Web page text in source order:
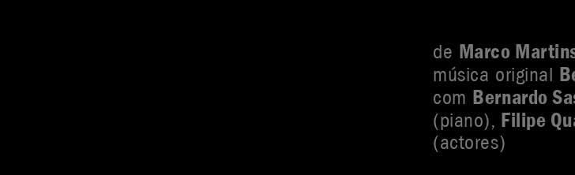
de Marco
música original
com Bernardo
(piano), Filipe
(actores)